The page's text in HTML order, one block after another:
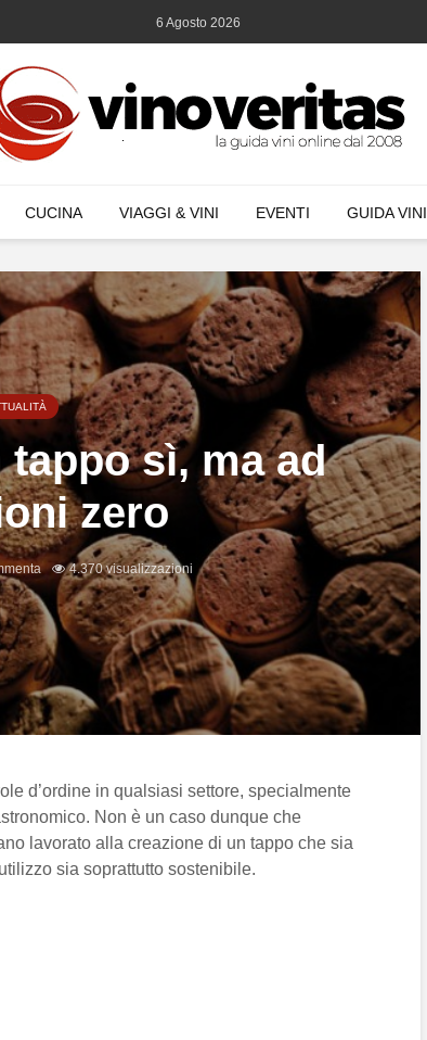
6 Agosto 2026
CUCINA VIAGGI & VINI EVENTI GUIDA VINI
sì, ma ad
zero
4.370 visualizzazioni
d’ordine in qualsiasi settore, specialmente
Non è un caso dunque che
lavorato alla creazione di un tappo che sia
sia soprattutto sostenibile.